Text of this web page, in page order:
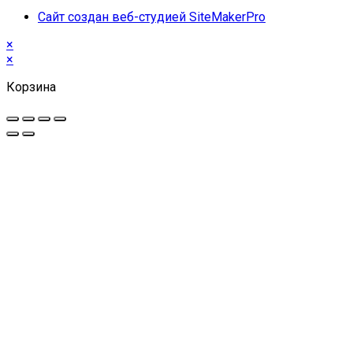
Сайт создан веб-студией SiteMakerPro
×
×
Корзина